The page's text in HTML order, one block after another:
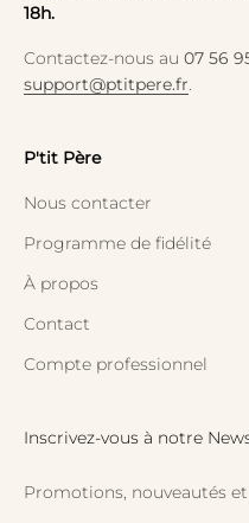
18h.
Contactez-nous au 07 56
support@ptitpere.fr.
P'tit Père
Nous contacter
Programme de fidélité
À propos
Contact
Compte professionnel
Inscrivez-vous à notre
Promotions, nouveautés